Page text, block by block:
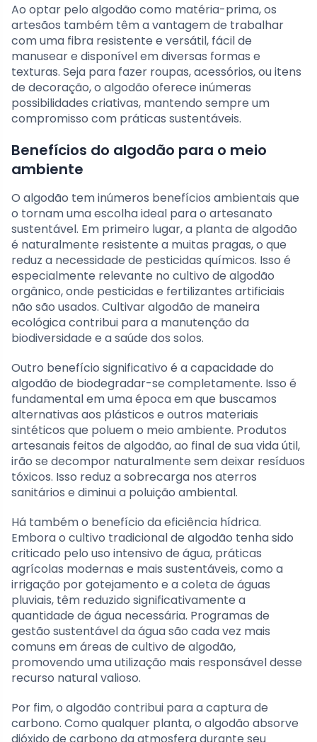
Ao optar pelo algodão como matéria-prima, os
artesãos também têm a vantagem de trabalhar
com uma fibra resistente e versátil, fácil de
manusear e disponível em diversas formas e
texturas. Seja para fazer roupas, acessórios, ou itens
de decoração, o algodão oferece inúmeras
possibilidades criativas, mantendo sempre um
compromisso com práticas sustentáveis.
Benefícios do algodão para o meio
ambiente
O algodão tem inúmeros benefícios ambientais que
o tornam uma escolha ideal para o artesanato
sustentável. Em primeiro lugar, a planta de algodão
é naturalmente resistente a muitas pragas, o que
reduz a necessidade de pesticidas químicos. Isso é
especialmente relevante no cultivo de algodão
orgânico, onde pesticidas e fertilizantes artificiais
não são usados. Cultivar algodão de maneira
ecológica contribui para a manutenção da
biodiversidade e a saúde dos solos.
Outro benefício significativo é a capacidade do
algodão de biodegradar-se completamente. Isso é
fundamental em uma época em que buscamos
alternativas aos plásticos e outros materiais
sintéticos que poluem o meio ambiente. Produtos
artesanais feitos de algodão, ao final de sua vida útil,
irão se decompor naturalmente sem deixar resíduos
tóxicos. Isso reduz a sobrecarga nos aterros
sanitários e diminui a poluição ambiental.
Há também o benefício da eficiência hídrica.
Embora o cultivo tradicional de algodão tenha sido
criticado pelo uso intensivo de água, práticas
agrícolas modernas e mais sustentáveis, como a
irrigação por gotejamento e a coleta de águas
pluviais, têm reduzido significativamente a
quantidade de água necessária. Programas de
gestão sustentável da água são cada vez mais
comuns em áreas de cultivo de algodão,
promovendo uma utilização mais responsável desse
recurso natural valioso.
Por fim, o algodão contribui para a captura de
carbono. Como qualquer planta, o algodão absorve
dióxido de carbono da atmosfera durante seu